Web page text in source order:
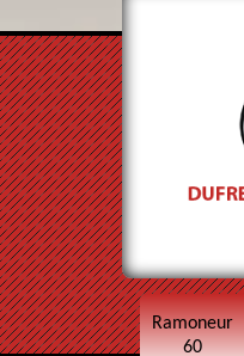
Ramoneur
60